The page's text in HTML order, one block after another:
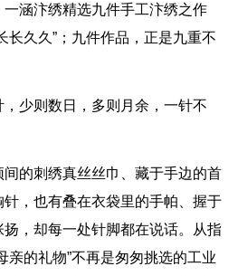
涵汴绣精选九件手工汴绣之作
久久”；九件作品，正是九重不
少则数日，多则月余，一针不
的刺绣真丝丝巾、藏于手边的首
，也有叠在衣袋里的手帕、握于
，却每一处针脚都在说话。从指
亲的礼物”不再是匆匆挑选的工业